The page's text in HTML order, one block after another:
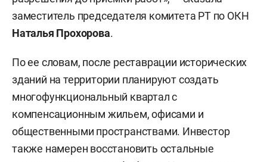
заместитель председателя комитета РТ по ОКН
Наталья Прохорова.
По ее словам, после реставрации исторических
зданий на территории планируют создать
многофункциональный квартал с
компенсационным жильем, офисами и
общественными пространствами. Инвестор
также намерен восстановить остальные